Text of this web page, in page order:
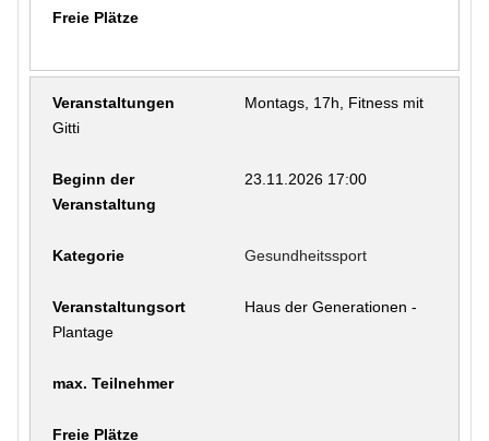
Montags, 17h, Fitness mit
Gitti
23.11.2026 17:00
Gesundheitssport
Haus der Generationen -
Plantage